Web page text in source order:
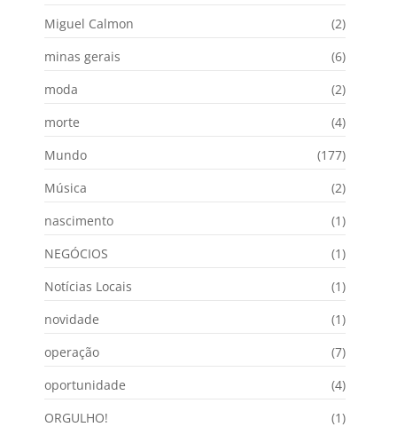
Miguel Calmon
(2)
minas gerais
(6)
moda
(2)
morte
(4)
Mundo
(177)
Música
(2)
nascimento
(1)
NEGÓCIOS
(1)
Notícias Locais
(1)
novidade
(1)
operação
(7)
oportunidade
(4)
ORGULHO!
(1)